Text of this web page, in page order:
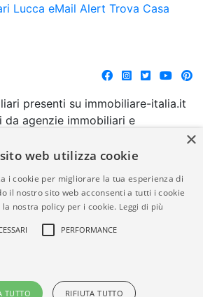
Lucca eMail Alert Trova Casa
presenti su immobiliare-italia.it
agenzie immobiliari e
o l'avallo da parte di
quest'ultima. immobiliare-italia.it
della veridicità, della
della normativa in
o di alcun altro aspetto dei
- 2026
Powered by
×
web utilizza cookie
i cookie per migliorare la tua esperienza di
il nostro sito web acconsenti a tutti i cookie
nostra policy per i cookie. Leggi di più
PERFORMANCE
TUTTO RIFIUTA TUTTO